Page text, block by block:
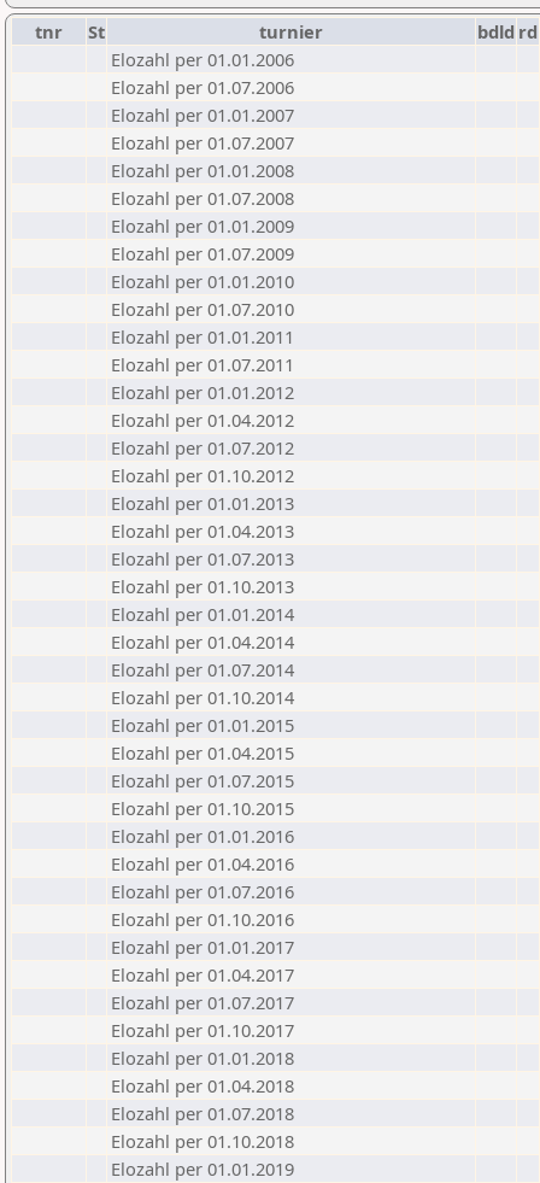
tnr St turnier bdld rd
Elozahl per 01.01.2006
Elozahl per 01.07.2006
Elozahl per 01.01.2007
Elozahl per 01.07.2007
Elozahl per 01.01.2008
Elozahl per 01.07.2008
Elozahl per 01.01.2009
Elozahl per 01.07.2009
Elozahl per 01.01.2010
Elozahl per 01.07.2010
Elozahl per 01.01.2011
Elozahl per 01.07.2011
Elozahl per 01.01.2012
Elozahl per 01.04.2012
Elozahl per 01.07.2012
Elozahl per 01.10.2012
Elozahl per 01.01.2013
Elozahl per 01.04.2013
Elozahl per 01.07.2013
Elozahl per 01.10.2013
Elozahl per 01.01.2014
Elozahl per 01.04.2014
Elozahl per 01.07.2014
Elozahl per 01.10.2014
Elozahl per 01.01.2015
Elozahl per 01.04.2015
Elozahl per 01.07.2015
Elozahl per 01.10.2015
Elozahl per 01.01.2016
Elozahl per 01.04.2016
Elozahl per 01.07.2016
Elozahl per 01.10.2016
Elozahl per 01.01.2017
Elozahl per 01.04.2017
Elozahl per 01.07.2017
Elozahl per 01.10.2017
Elozahl per 01.01.2018
Elozahl per 01.04.2018
Elozahl per 01.07.2018
Elozahl per 01.10.2018
Elozahl per 01.01.2019